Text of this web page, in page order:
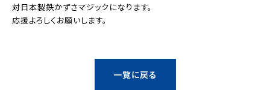
対日本製鉄かずさマジックになります。
応援よろしくお願いします。
一覧に戻る